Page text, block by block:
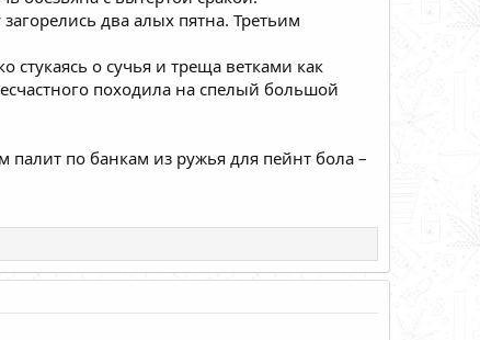
два алых пятна. Третьим
стукаясь о сучья и треща ветками как
походила на спелый большой
палит по банкам из ружья для пейнт бола –